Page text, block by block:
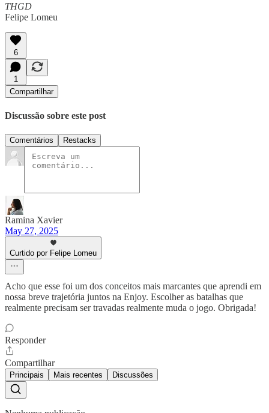
THGD
Felipe Lomeu
6
1
Compartilhar
Discussão sobre este post
Comentários Restacks
Ramina Xavier
May 27, 2025
Curtido por Felipe Lomeu
Acho que esse foi um dos conceitos mais marcantes que aprendi em
nossa breve trajetória juntos na Enjoy. Escolher as batalhas que
realmente precisam ser travadas realmente muda o jogo. Obrigada!
Responder
Compartilhar
Principais Mais recentes Discussões